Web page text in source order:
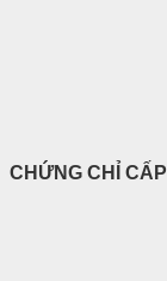
CHỨNG CHỈ CẤP